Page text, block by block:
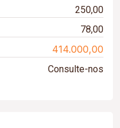
250,00
78,00
414.000,00
Consulte-nos